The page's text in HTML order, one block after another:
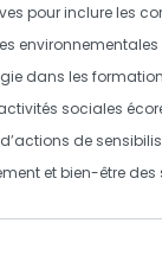
pour inclure les
environnementales
dans les
sociales
de
etbien-être des